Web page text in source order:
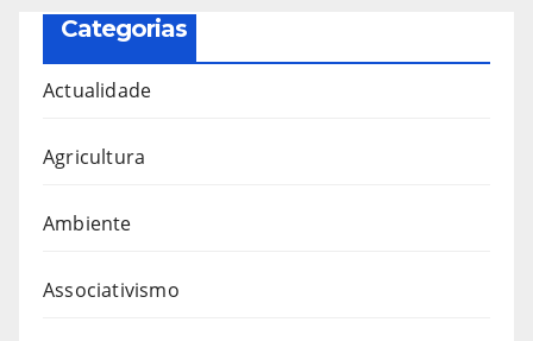
Categorias
Actualidade
Agricultura
Ambiente
Associativismo